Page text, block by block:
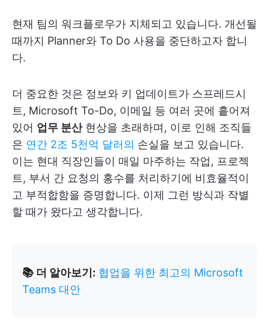
현재 팀의 워크플로우가 지체되고 있습니다. 개선될
때까지 Planner와 To Do 사용을 중단하고자 합니
다.
더 중요한 것은 정보와 키 업데이트가 스프레드시
트, Microsoft To-Do, 이메일 등 여러 곳에 흩어져
있어 업무 분산현상을 초래하며, 이로 인해 조직들
은 연간 2조 5천억 달러의 손실을 보고 있습니다.
이는 현대 직장인들이 매일 마주하는 작업, 프로젝
트, 부서 간 요청의 홍수를 처리하기에 비효율적이
고 부적합함을 증명합니다. 이제 그런 방식과 작별
할 때가 왔다고 생각합니다.
📚 더 알아보기: 협업을 위한 최고의 Microsoft
Teams 대안